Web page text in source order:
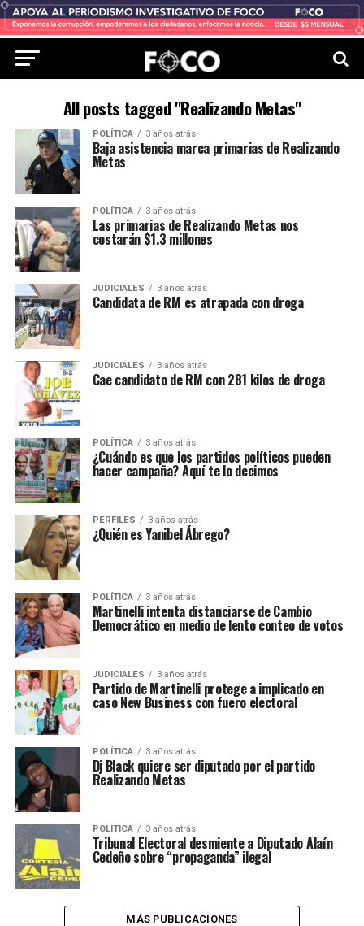
All posts tagged "Realizando Metas"
POLÍTICA 3 años atrás
Baja asistencia marca primarias de Realizando
Metas
POLÍTICA 3 años atrás
Las primarias de Realizando Metas nos
costarán $1.3 millones
JUDICIALES 3 años atrás
Candidata de RM es atrapada con droga
JUDICIALES 3 años atrás
Cae candidato de RM con 281 kilos de droga
POLÍTICA 3 años atrás
¿Cuándo es que los partidos políticos pueden
hacer campaña? Aquí te lo decimos
PERFILES 3 años atrás
¿Quién es Yanibel Ábrego?
POLÍTICA 3 años atrás
Martinelli intenta distanciarse de Cambio
Democrático en medio de lento conteo de votos
JUDICIALES 3 años atrás
Partido de Martinelli protege a implicado en
caso New Business con fuero electoral
POLÍTICA 3 años atrás
Dj Black quiere ser diputado por el partido
Realizando Metas
POLÍTICA 3 años atrás
Tribunal Electoral desmiente a Diputado Alaín
Cedeño sobre “propaganda” ilegal
MÁS PUBLICACIONES